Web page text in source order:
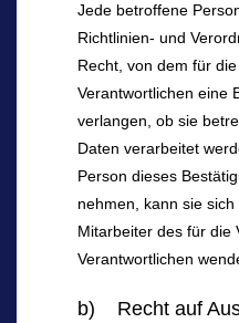
Jede betroffene
Richtlinien- und
Recht, von dem für
Verantwortlichen eine
verlangen, ob sie
Daten verarbeitet
Person dieses
nehmen, kann sie
Mitarbeiter des für die
Verantwortlichen
b) Recht auf